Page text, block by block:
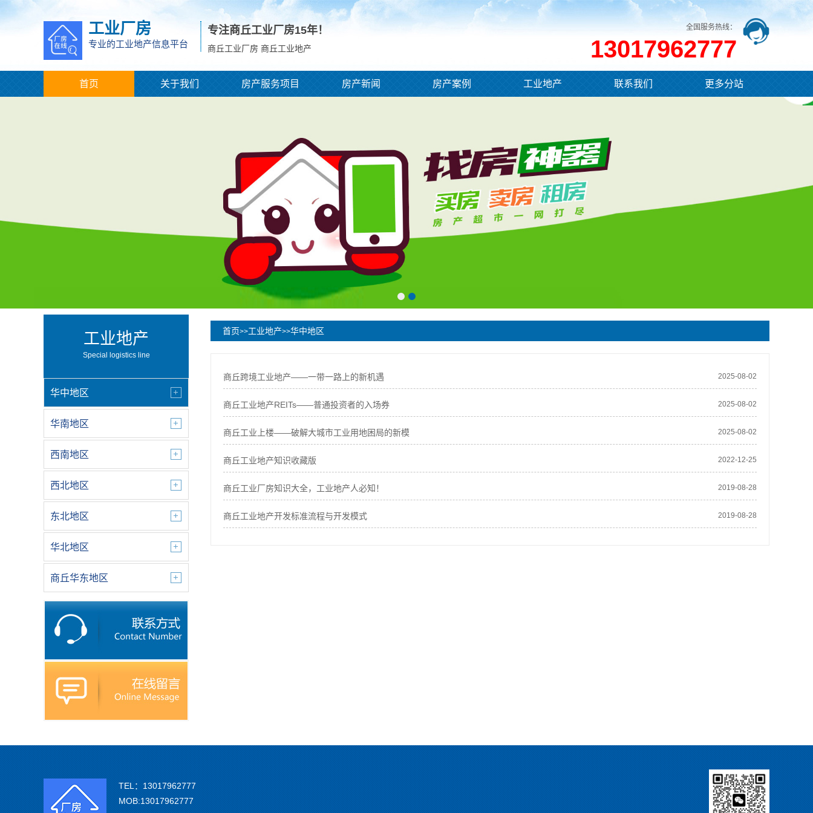
工业厂房
专业的工业地产信息平台
专注商丘工业厂房15年！
商丘工业厂房 商丘工业地产
全国服务热线：
13017962777
首页 关于我们 房产服务项目 房产新闻 房产案例 工业地产 联系我们 更多分站
工业地产
Special logistics line
华中地区
华南地区
西南地区
西北地区
东北地区
华北地区
商丘华东地区
首页>>工业地产>>华中地区
商丘跨境工业地产——一带一路上的新机遇 2025-08-02
商丘工业地产REITs——普通投资者的入场券 2025-08-02
商丘工业上楼——破解大城市工业用地困局的新模 2025-08-02
商丘工业地产知识收藏版 2022-12-25
商丘工业厂房知识大全，工业地产人必知！ 2019-08-28
商丘工业地产开发标准流程与开发模式 2019-08-28
TEL：13017962777
MOB:13017962777